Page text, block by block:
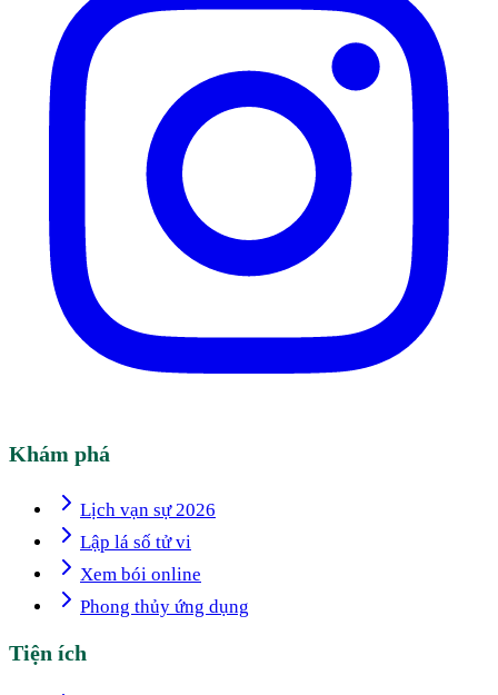
Khám phá
Lịch vạn sự 2026
Lập lá số tử vi
Xem bói online
Phong thủy ứng dụng
Tiện ích